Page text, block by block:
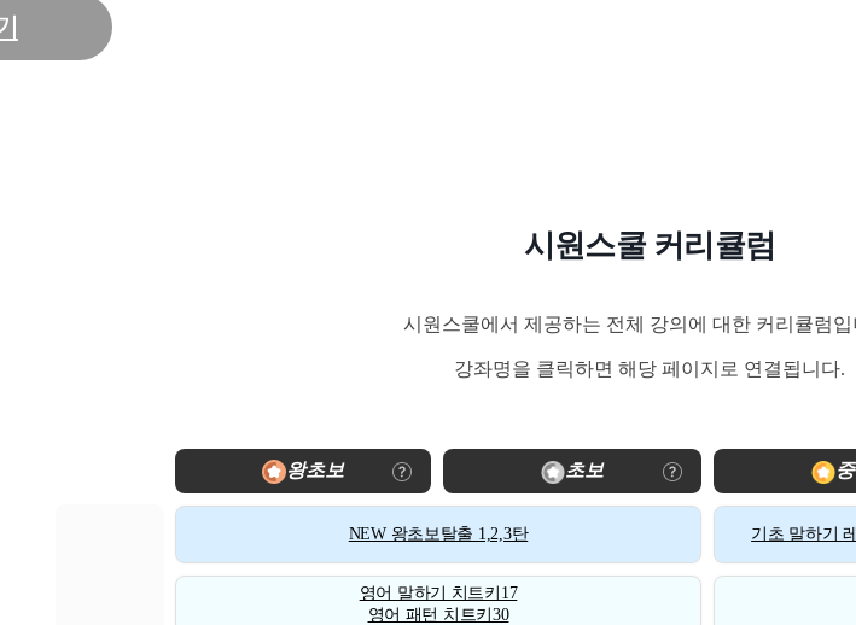
시원스쿨 커리큘럼
시원스쿨에서 제공하는 전체 강의에 대한 커리큘럼입
강좌명을 클릭하면 해당 페이지로 연결됩니다.
왕초보 초보
NEW 왕초보탈출 1,2,3탄 기초 말하기
영어 말하기 치트키17
영어 패턴 치트키30